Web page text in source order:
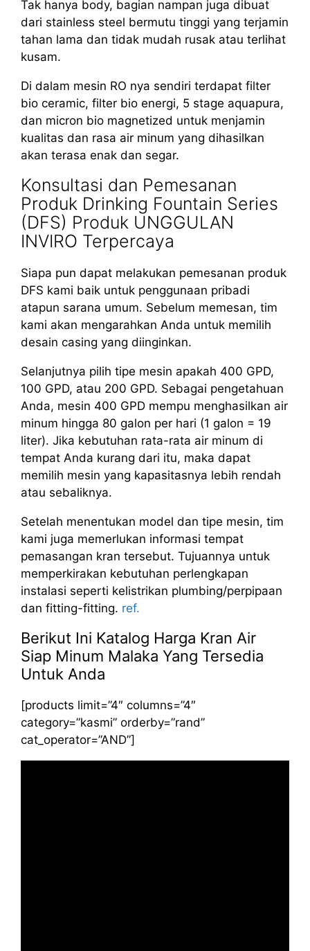
Tak hanya body, bagian nampan juga dibuat
dari stainless steel bermutu tinggi yang terjamin
tahan lama dan tidak mudah rusak atau terlihat
kusam.
Di dalam mesin RO nya sendiri terdapat filter
bio ceramic, filter bio energi, 5 stage aquapura,
dan micron bio magnetized untuk menjamin
kualitas dan rasa air minum yang dihasilkan
akan terasa enak dan segar.
Konsultasi dan Pemesanan
Produk Drinking Fountain Series
(DFS) Produk UNGGULAN
INVIRO Terpercaya
Siapa pun dapat melakukan pemesanan produk
DFS kami baik untuk penggunaan pribadi
atapun sarana umum. Sebelum memesan, tim
kami akan mengarahkan Anda untuk memilih
desain casing yang diinginkan.
Selanjutnya pilih tipe mesin apakah 400 GPD,
100 GPD, atau 200 GPD. Sebagai pengetahuan
Anda, mesin 400 GPD mempu menghasilkan air
minum hingga 80 galon per hari (1 galon = 19
liter). Jika kebutuhan rata-rata air minum di
tempat Anda kurang dari itu, maka dapat
memilih mesin yang kapasitasnya lebih rendah
atau sebaliknya.
Setelah menentukan model dan tipe mesin, tim
kami juga memerlukan informasi tempat
pemasangan kran tersebut. Tujuannya untuk
memperkirakan kebutuhan perlengkapan
instalasi seperti kelistrikan plumbing/perpipaan
dan fitting-fitting. ref.
Berikut Ini Katalog Harga Kran Air
Siap Minum Malaka Yang Tersedia
Untuk Anda
[products limit=”4″ columns=”4″
category=”kasmi” orderby=”rand”
cat_operator=”AND”]